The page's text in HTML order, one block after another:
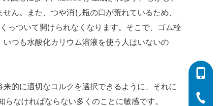
ん。また、つや消し瓶の口が荒れているため、
っついて開けられなくなります。そこで、ゴム栓
つも水酸化カリウム溶液を使う人はいないの
的に適切なコルクを選択できるように、それに
なければならない多くのことに敏感です。
0086-
0086-
0086-